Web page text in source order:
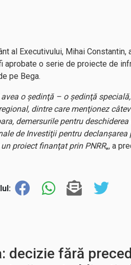
al Executivului, Mihai
aprobate o serie de proiecte de
pe Bega.
o şedinţă – o şedinţă
dintre care menţionez
demersurile pentru
de Investiţii pentru
proiect finanţat prin PNRR„, a
decizie fără